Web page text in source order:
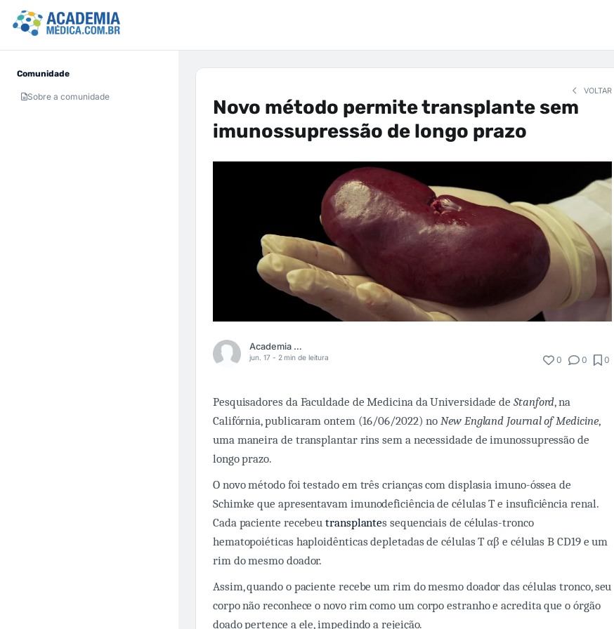
Comunidade
Sobre a comunidade
VOLTAR
Novo método permite transplante sem
imunossupressão de longo prazo
Academia Médica
jun. 17 - 2 min de leitura 0 0 0
Pesquisadores da Faculdade de Medicina da Universidade deStanford, na
Califórnia, publicaram ontem (16/06/2022) no New England Journal of Medicine,
uma maneira de transplantar rins sem a necessidade de imunossupressão de
longo prazo.
O novo método foi testado em três crianças com displasia imuno-óssea de
Schimke que apresentavam imunodeficiência de células T e insuficiência renal.
Cada paciente recebeu transplantes sequenciais de células-tronco
hematopoiéticas haploidênticas depletadas de células T αβ e células B CD19 e um
rim do mesmo doador.
Assim, quando o paciente recebe um rim do mesmo doador das células tronco, seu
corpo não reconhece o novo rim como um corpo estranho e acredita que o órgão
doado pertence a ele, impedindo a rejeição.